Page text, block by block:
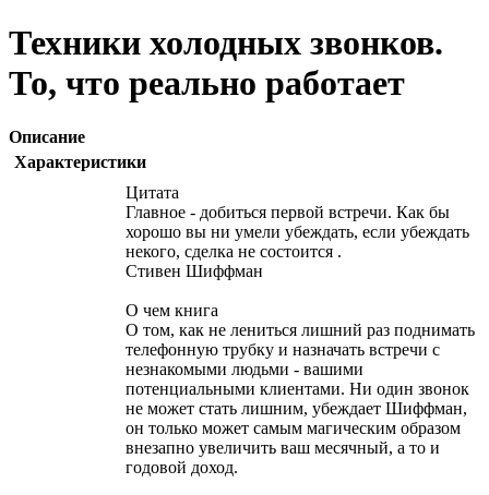
Техники холодных звонков.
То, что реально работает
Описание
Характеристики
Цитата
Главное - добиться первой встречи. Как бы
хорошо вы ни умели убеждать, если убеждать
некого, сделка не состоится .
Стивен Шиффман
О чем книга
О том, как не лениться лишний раз поднимать
телефонную трубку и назначать встречи с
незнакомыми людьми - вашими
потенциальными клиентами. Ни один звонок
не может стать лишним, убеждает Шиффман,
он только может самым магическим образом
внезапно увеличить ваш месячный, а то и
годовой доход.